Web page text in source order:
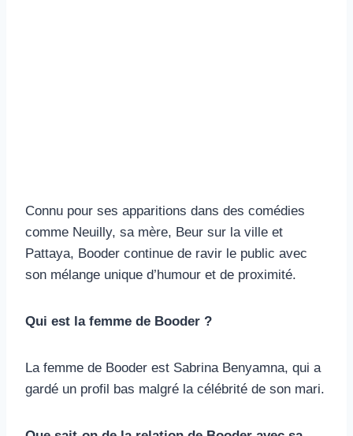
Connu pour ses apparitions dans des comédies
comme Neuilly, sa mère, Beur sur la ville et
Pattaya, Booder continue de ravir le public avec
son mélange unique d’humour et de proximité.
Qui est la femme de Booder ?
La femme de Booder est Sabrina Benyamna, qui a
gardé un profil bas malgré la célébrité de son mari.